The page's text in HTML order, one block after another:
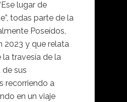
lugar de
todas parte de la
Poseídos,
2023 y que relata
la travesía de la
de sus
recorriendo a
en un viaje